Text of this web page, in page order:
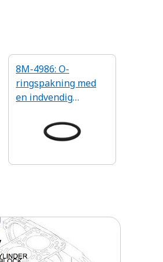
8M-4986: O-
ringspakning med
en indvendig